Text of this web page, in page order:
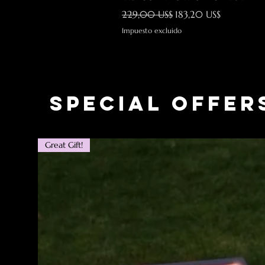
Precio
229,00 US$ Precio de oferta
183,20 US$
Impuesto excluido
Special
Great Gift!